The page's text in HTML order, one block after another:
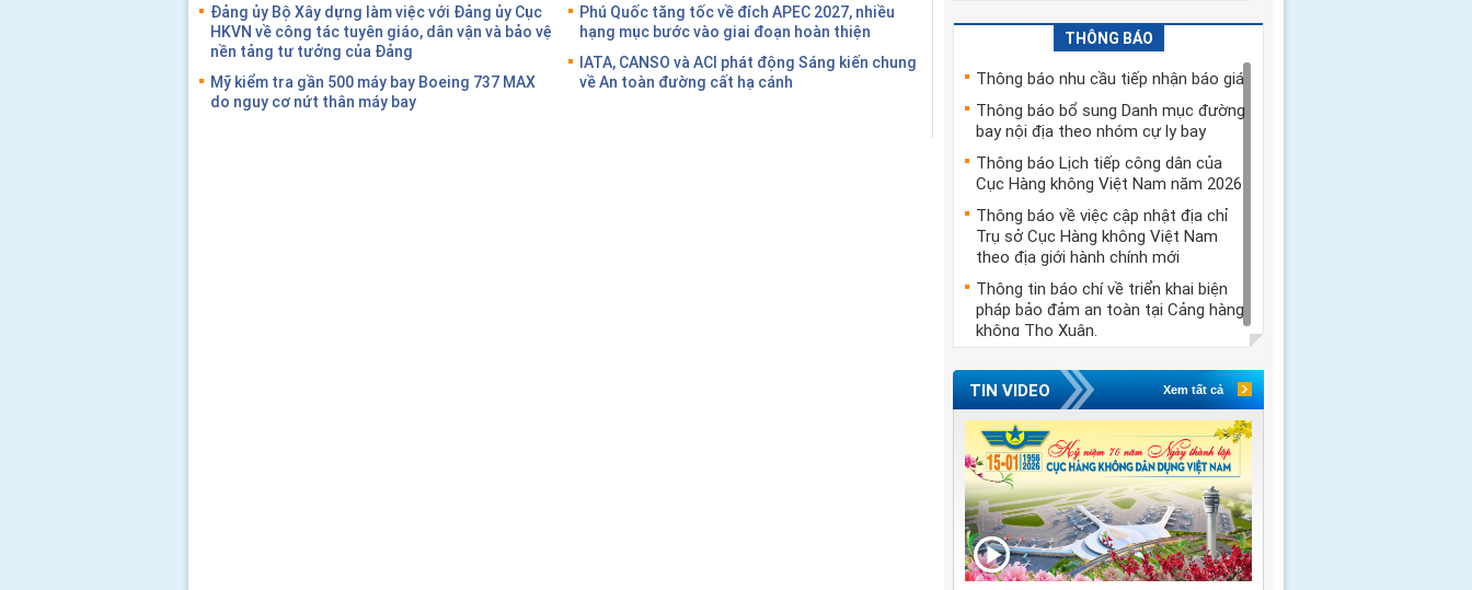
Đảng ủy Bộ Xây dựng làm việc với Đảng ủy Cục
HKVN về công tác tuyên giáo, dân vận và bảo vệ
nền tảng tư tưởng của Đảng
Mỹ kiểm tra gần 500 máy bay Boeing 737 MAX
do nguy cơ nứt thân máy bay
Phú Quốc tăng tốc về đích APEC 2027, nhiều
hạng mục bước vào giai đoạn hoàn thiện
IATA, CANSO và ACI phát động Sáng kiến chung
về An toàn đường cất hạ cánh
THÔNG BÁO
Thông báo nhu cầu tiếp nhận báo giá
Thông báo bổ sung Danh mục đường
bay nội địa theo nhóm cự ly bay
Thông báo Lịch tiếp công dân của
Cục Hàng không Việt Nam năm 2026
Thông báo về việc cập nhật địa chỉ
Trụ sở Cục Hàng không Việt Nam
theo địa giới hành chính mới
Thông tin báo chí về triển khai biện
pháp bảo đảm an toàn tại Cảng hàng
không Thọ Xuân.
TIN VIDEO Xem tất cả